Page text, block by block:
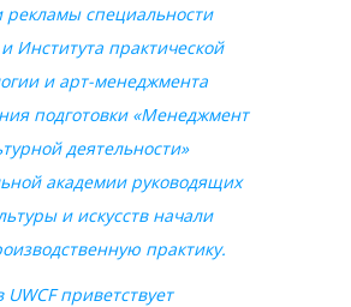
рекламы специальности
Института практической
и арт-менеджмента
подготовки «Менеджмент
деятельности»
академии руководящих
и искусств начали
практику.
UWCF приветствует